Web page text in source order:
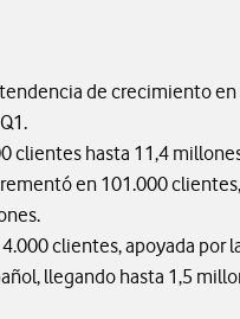
de crecimiento
clientes hasta 11,4
en 101.000
clientes, apoyada por
llegando hasta 1,5